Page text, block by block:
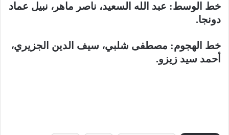
خط الوسط: عبد الله السعيد، ناصر ماهر، نبيل عماد
دونجا.
خط الهجوم: مصطفى شلبي، سيف الدين الجزيري،
أحمد سيد زيزو.